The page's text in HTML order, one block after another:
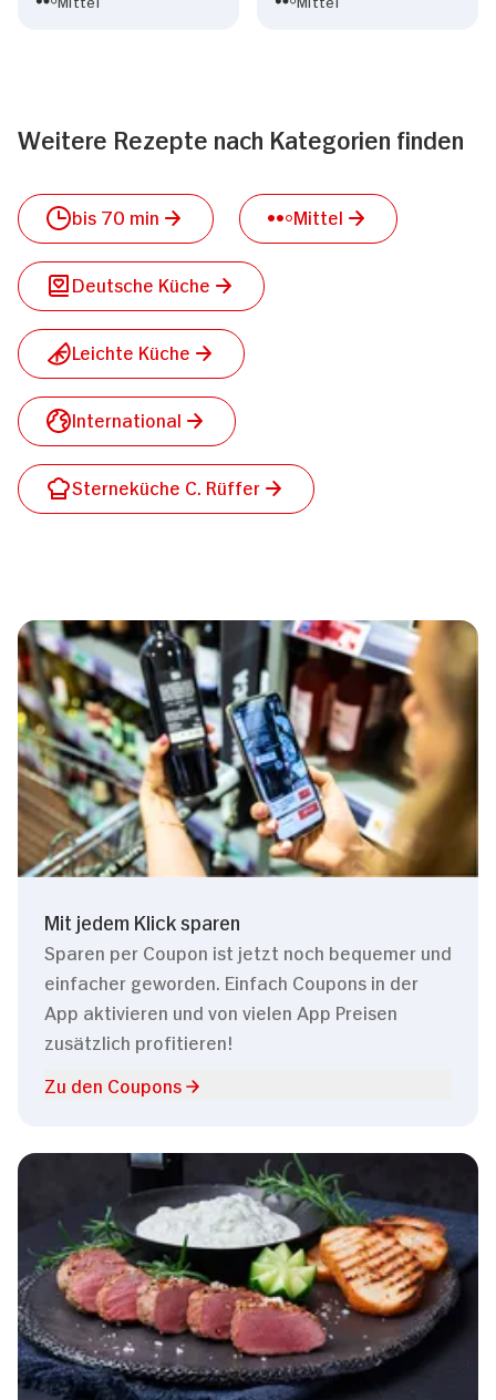
Weitere Rezepte nach Kategorien finden
bis 70 min Mittel
Deutsche Küche
Leichte Küche
International
Sterneküche C. Rüffer
Mit jedem Klick sparen
Sparen per Coupon ist jetzt noch bequemer und
einfacher geworden. Einfach Coupons in der
App aktivieren und von vielen App Preisen
zusätzlich profitieren!
Zu den Coupons